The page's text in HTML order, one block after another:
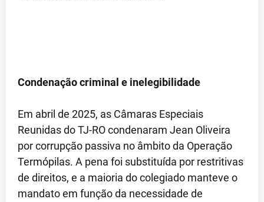
Condenação criminal e inelegibilidade
Em abril de 2025, as Câmaras Especiais
Reunidas do TJ-RO condenaram Jean Oliveira
por corrupção passiva no âmbito da Operação
Termópilas. A pena foi substituída por restritivas
de direitos, e a maioria do colegiado manteve o
mandato em função da necessidade de